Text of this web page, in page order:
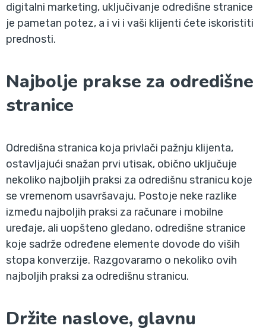
digitalni marketing, uključivanje odredišne stranice
je pametan potez, a i vi i vaši klijenti ćete iskoristiti
prednosti.
Najbolje prakse za odredišne
stranice
Odredišna stranica koja privlači pažnju klijenta,
ostavljajući snažan prvi utisak, obično uključuje
nekoliko najboljih praksi za odredišnu stranicu koje
se vremenom usavršavaju. Postoje neke razlike
između najboljih praksi za računare i mobilne
uređaje, ali uopšteno gledano, odredišne stranice
koje sadrže određene elemente dovode do viših
stopa konverzije. Razgovaramo o nekoliko ovih
najboljih praksi za odredišnu stranicu.
Držite naslove, glavnu